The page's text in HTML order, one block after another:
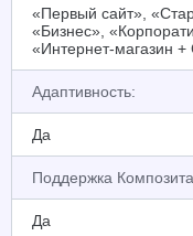
«Первый сайт»,
«Бизнес»,
«Интернет-магазин +
Адаптивность:
Да
Поддержка
Да